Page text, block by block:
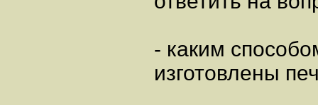
- каким
изготовлены